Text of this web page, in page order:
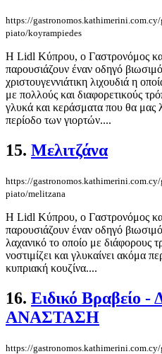
https://
piato/koyrampiedes
Η Lidl Κύπρου, ο Γαστρονόμος
παρουσιάζουν έναν οδηγό
χριστουγεννιάτικη λιχουδιά η
με πολλούς και διαφορετικούς
γλυκά και κεράσματα που θα μας
περίοδο των γιορτών....
15. Μελιτζάνα
https://
piato/melitzana
Η Lidl Κύπρου, ο Γαστρονόμος
παρουσιάζουν έναν οδηγό
λαχανικό το οποίο με διάφορους
νοστιμίζει και γλυκαίνει ακόμα
κυπριακή κουζίνα....
16. Ειδικό Βραβείο
ΑΝΑΣΤΑΣΗ
https://